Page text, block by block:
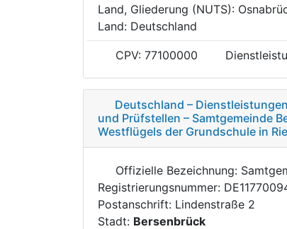
Land, Gliederung (NUTS):
Land: Deutschland
CPV: 77100000
Deutschland –
und Prüfstellen – Samtgemeinde
Westflügels der Grundschule in
Offizielle Bezeichnung:
Registrierungsnummer:
Postanschrift: Lindenstraße 2
Stadt: Bersenbrück